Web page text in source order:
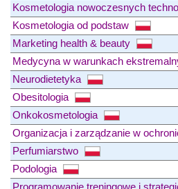
Kosmetologia nowoczesnych
Kosmetologia od podstaw
Marketing health & beauty
Medycyna w warunkach
Neurodietetyka
Obesitologia
Onkokosmetologia
Organizacja i zarządzanie w
Perfumiarstwo
Podologia
Programowanie treningowe i